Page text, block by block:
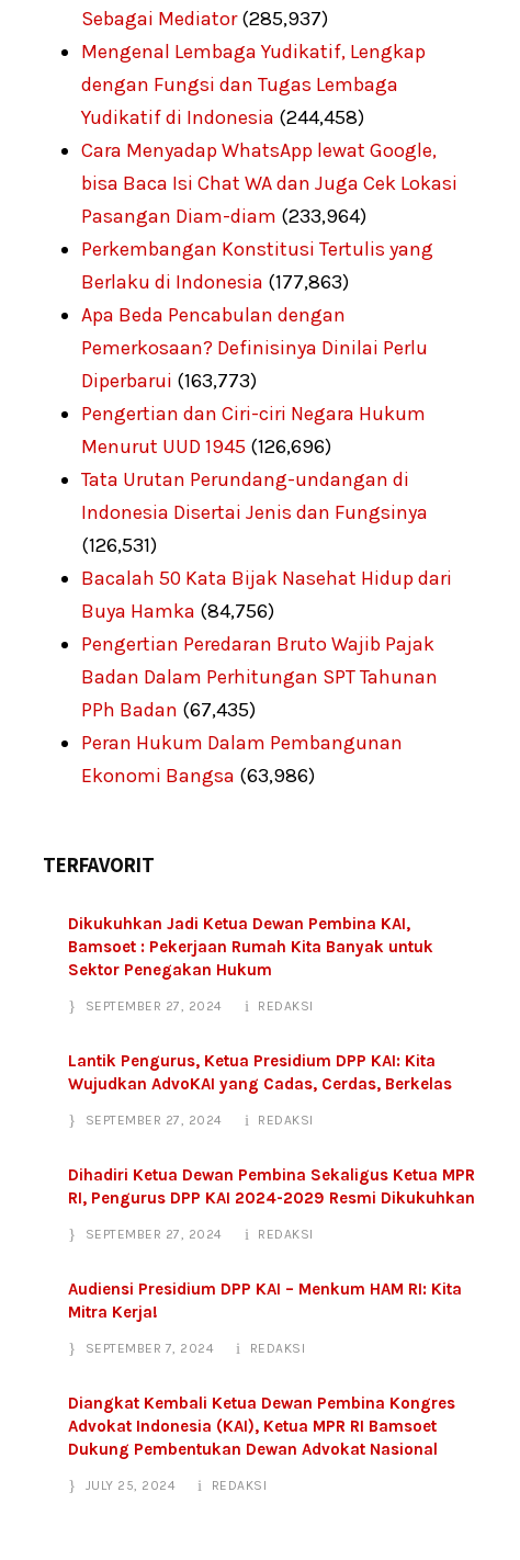
Sebagai Mediator (285,937)
Mengenal Lembaga Yudikatif, Lengkap
dengan Fungsi dan Tugas Lembaga
Yudikatif di Indonesia (244,458)
Cara Menyadap WhatsApp lewat Google,
bisa Baca Isi Chat WA dan Juga Cek Lokasi
Pasangan Diam-diam (233,964)
Perkembangan Konstitusi Tertulis yang
Berlaku di Indonesia (177,863)
Apa Beda Pencabulan dengan
Pemerkosaan? Definisinya Dinilai Perlu
Diperbarui (163,773)
Pengertian dan Ciri-ciri Negara Hukum
Menurut UUD 1945 (126,696)
Tata Urutan Perundang-undangan di
Indonesia Disertai Jenis dan Fungsinya
(126,531)
Bacalah 50 Kata Bijak Nasehat Hidup dari
Buya Hamka (84,756)
Pengertian Peredaran Bruto Wajib Pajak
Badan Dalam Perhitungan SPT Tahunan
PPh Badan (67,435)
Peran Hukum Dalam Pembangunan
Ekonomi Bangsa (63,986)
TERFAVORIT
Dikukuhkan Jadi Ketua Dewan Pembina KAI,
Bamsoet : Pekerjaan Rumah Kita Banyak untuk
Sektor Penegakan Hukum
SEPTEMBER 27, 2024 REDAKSI
Lantik Pengurus, Ketua Presidium DPP KAI: Kita
Wujudkan AdvoKAI yang Cadas, Cerdas, Berkelas
SEPTEMBER 27, 2024 REDAKSI
Dihadiri Ketua Dewan Pembina Sekaligus Ketua MPR
RI, Pengurus DPP KAI 2024-2029 Resmi Dikukuhkan
SEPTEMBER 27, 2024 REDAKSI
Audiensi Presidium DPP KAI – Menkum HAM RI: Kita
Mitra Kerja!
SEPTEMBER 7, 2024 REDAKSI
Diangkat Kembali Ketua Dewan Pembina Kongres
Advokat Indonesia (KAI), Ketua MPR RI Bamsoet
Dukung Pembentukan Dewan Advokat Nasional
JULY 25, 2024 REDAKSI